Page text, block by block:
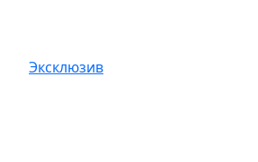
Эксклюзив